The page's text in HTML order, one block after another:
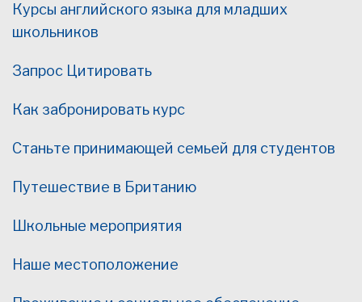
Курсы английского языка для младших
школьников
Запрос Цитировать
Как забронировать курс
Станьте принимающей семьей для студентов
Путешествие в Британию
Школьные мероприятия
Наше местоположение